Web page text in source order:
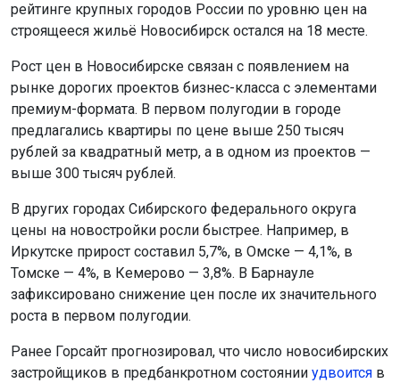
рейтинге крупных городов России по уровню цен на
строящееся жильё Новосибирск остался на 18 месте.
Рост цен в Новосибирске связан с появлением на
рынке дорогих проектов бизнес-класса с элементами
премиум-формата. В первом полугодии в городе
предлагались квартиры по цене выше 250 тысяч
рублей за квадратный метр, а в одном из проектов —
выше 300 тысяч рублей.
В других городах Сибирского федерального округа
цены на новостройки росли быстрее. Например, в
Иркутске прирост составил 5,7%, в Омске — 4,1%, в
Томске — 4%, в Кемерово — 3,8%. В Барнауле
зафиксировано снижение цен после их значительного
роста в первом полугодии.
Ранее Горсайт прогнозировал, что число новосибирских
застройщиков в предбанкротном состоянии удвоится в